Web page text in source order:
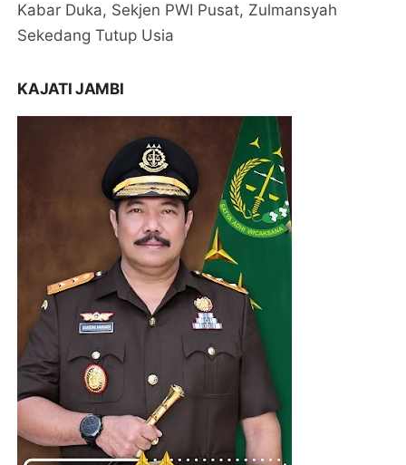
Kabar Duka, Sekjen PWI Pusat, Zulmansyah
Sekedang Tutup Usia
KAJATI JAMBI